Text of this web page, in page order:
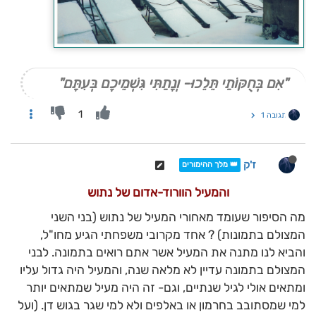
"אִם בְּחֻקּוֹתַי תֵּלֵכוּ- וְנָתַתִּי גִּשְׁמֵיכֶם בְּעִתָּם"
תגובה 1 1
ז'ק 👑 מלך ההימורים
והמעיל הוורוד-אדום של נתוש
מה הסיפור שעומד מאחורי המעיל של נתוש (בני השני
המצולם בתמונות) ? אחד מקרובי משפחתי הגיע מחו"ל,
והביא לנו מתנה את המעיל אשר אתם רואים בתמונה. לבני
המצולם בתמונה עדיין לא מלאה שנה, והמעיל היה גדול עליו
ומתאים אולי לגיל שנתיים, וגם- זה היה מעיל שמתאים יותר
למי שמסתובב בחרמון או באלפים ולא למי שגר בגוש דן. (ועל